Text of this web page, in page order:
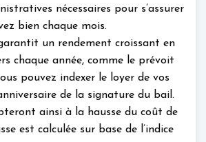
nécessaires pour s’assurer
bien chaque mois.
un rendement croissant en
chaque année, comme le prévoit
pouvez indexer le loyer de vos
de la signature du bail.
ainsi à la hausse du coût de
est calculée sur base de l’indice